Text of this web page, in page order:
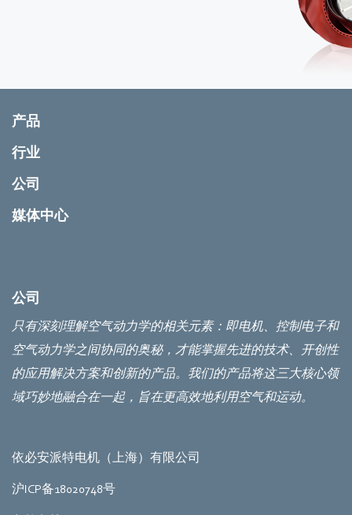
产品
行业
公司
媒体中心
公司
只有深刻理解空气动力学的相关元素：即电机、控制电子和
空气动力学之间协同的奥秘，才能掌握先进的技术、开创性
的应用解决方案和创新的产品。我们的产品将这三大核心领
域巧妙地融合在一起，旨在更高效地利用空气和运动。
依必安派特电机（上海）有限公司
沪ICP备18020748号